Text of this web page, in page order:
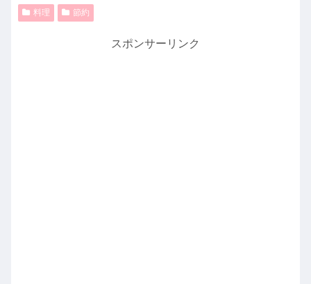
料理 節約
スポンサーリンク